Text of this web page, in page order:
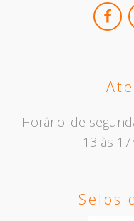
Horário: de
13 às
Selos